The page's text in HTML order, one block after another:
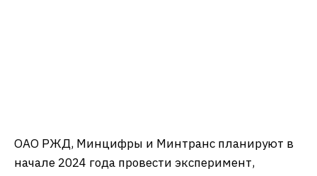
ОАО РЖД, Минцифры и Минтранс планируют в
начале 2024 года провести эксперимент,